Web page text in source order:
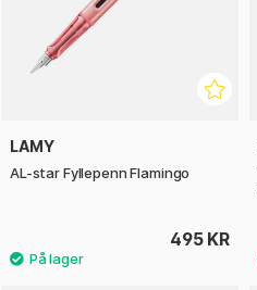
LAMY
AL-star Fyllepenn Flamingo
495 KR